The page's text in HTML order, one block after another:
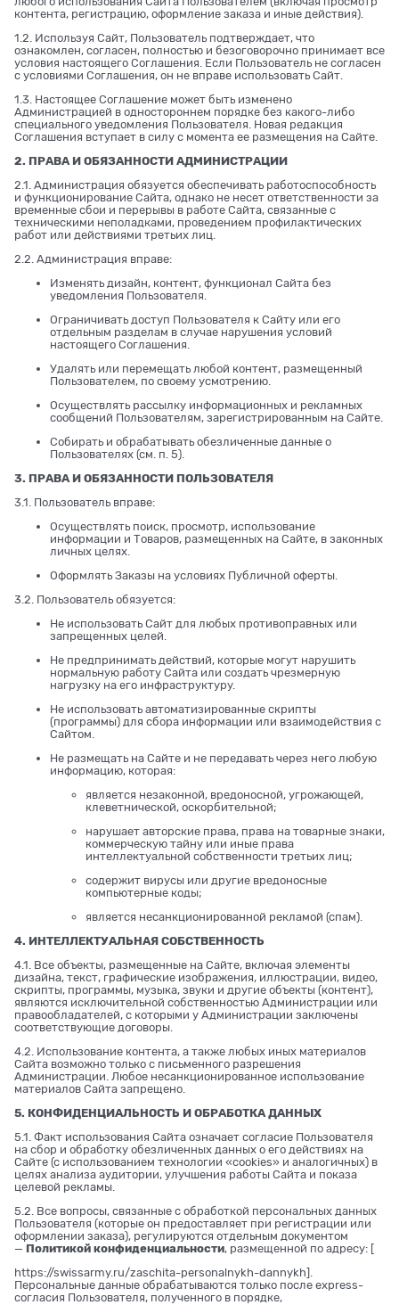
контента, регистрацию, оформление заказа и иные действия).
1.2. Используя Сайт, Пользователь подтверждает, что
ознакомлен, согласен, полностью и безоговорочно принимает все
условия настоящего Соглашения. Если Пользователь не согласен
с условиями Соглашения, он не вправе использовать Сайт.
1.3. Настоящее Соглашение может быть изменено
Администрацией в одностороннем порядке без какого-либо
специального уведомления Пользователя. Новая редакция
Соглашения вступает в силу с момента ее размещения на Сайте.
2. ПРАВА И ОБЯЗАННОСТИ АДМИНИСТРАЦИИ
2.1. Администрация обязуется обеспечивать работоспособность
и функционирование Сайта, однако не несет ответственности за
временные сбои и перерывы в работе Сайта, связанные с
техническими неполадками, проведением профилактических
работ или действиями третьих лиц.
2.2. Администрация вправе:
Изменять дизайн, контент, функционал Сайта без
уведомления Пользователя.
Ограничивать доступ Пользователя к Сайту или его
отдельным разделам в случае нарушения условий
настоящего Соглашения.
Удалять или перемещать любой контент, размещенный
Пользователем, по своему усмотрению.
Осуществлять рассылку информационных и рекламных
сообщений Пользователям, зарегистрированным на Сайте.
Собирать и обрабатывать обезличенные данные о
Пользователях (см. п. 5).
3. ПРАВА И ОБЯЗАННОСТИ ПОЛЬЗОВАТЕЛЯ
3.1. Пользователь вправе:
Осуществлять поиск, просмотр, использование
информации и Товаров, размещенных на Сайте, в законных
личных целях.
Оформлять Заказы на условиях Публичной оферты.
3.2. Пользователь обязуется:
Не использовать Сайт для любых противоправных или
запрещенных целей.
Не предпринимать действий, которые могут нарушить
нормальную работу Сайта или создать чрезмерную
нагрузку на его инфраструктуру.
Не использовать автоматизированные скрипты
(программы) для сбора информации или взаимодействия с
Сайтом.
Не размещать на Сайте и не передавать через него любую
информацию, которая:
является незаконной, вредоносной, угрожающей,
клеветнической, оскорбительной;
нарушает авторские права, права на товарные знаки,
коммерческую тайну или иные права
интеллектуальной собственности третьих лиц;
содержит вирусы или другие вредоносные
компьютерные коды;
является несанкционированной рекламой (спам).
4. ИНТЕЛЛЕКТУАЛЬНАЯ СОБСТВЕННОСТЬ
4.1. Все объекты, размещенные на Сайте, включая элементы
дизайна, текст, графические изображения, иллюстрации, видео,
скрипты, программы, музыка, звуки и другие объекты (контент),
являются исключительной собственностью Администрации или
правообладателей, с которыми у Администрации заключены
соответствующие договоры.
4.2. Использование контента, а также любых иных материалов
Сайта возможно только с письменного разрешения
Администрации. Любое несанкционированное использование
материалов Сайта запрещено.
5. КОНФИДЕНЦИАЛЬНОСТЬ И ОБРАБОТКА ДАННЫХ
5.1. Факт использования Сайта означает согласие Пользователя
на сбор и обработку обезличенных данных о его действиях на
Сайте (с использованием технологии «cookies» и аналогичных) в
целях анализа аудитории, улучшения работы Сайта и показа
целевой рекламы.
5.2. Все вопросы, связанные с обработкой персональных данных
Пользователя (которые он предоставляет при регистрации или
оформлении заказа), регулируются отдельным документом
— Политикой конфиденциальности, размещенной по адресу: [
https://swissarmy.ru/zaschita-personalnykh-dannykh].
Персональные данные обрабатываются только после express-
согласия Пользователя, полученного в порядке,